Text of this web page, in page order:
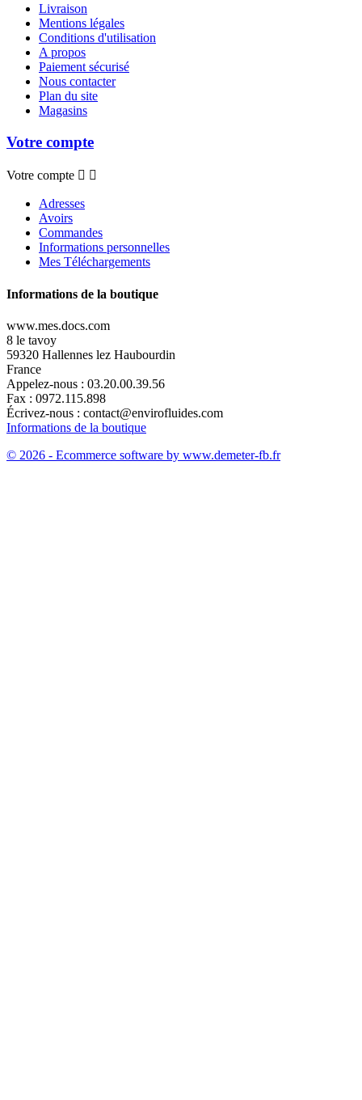
Livraison
Mentions légales
Conditions d'utilisation
A propos
Paiement sécurisé
Nous contacter
Plan du site
Magasins
Votre compte
Votre compte  
Adresses
Avoirs
Commandes
Informations personnelles
Mes Téléchargements
Informations de la boutique
www.mes.docs.com
8 le tavoy
59320 Hallennes lez Haubourdin
France
Appelez-nous : 03.20.00.39.56
Fax : 0972.115.898
Écrivez-nous : contact@envirofluides.com
Informations de la boutique
© 2026 - Ecommerce software by www.demeter-fb.fr